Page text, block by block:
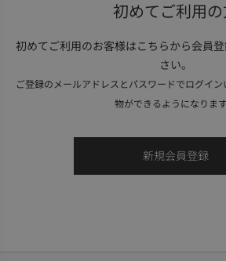
初めてご利用
初めてご利用のお客様はこちらから会員
さい。
ご登録のメールアドレスとパスワードでログイ
物ができるようになります